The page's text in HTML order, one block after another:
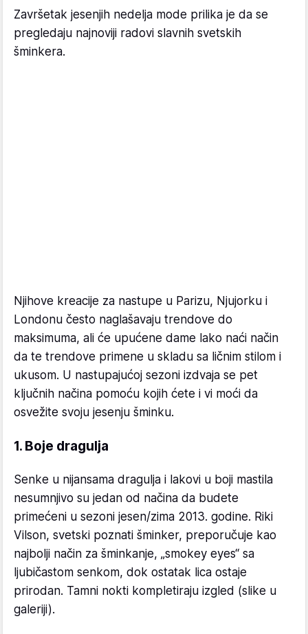
Završetak jesenjih nedelja mode prilika je da se
pregledaju najnoviji radovi slavnih svetskih
šminkera.
Njihove kreacije za nastupe u Parizu, Njujorku i
Londonu često naglašavaju trendove do
maksimuma, ali će upućene dame lako naći način
da te trendove primene u skladu sa ličnim stilom i
ukusom. U nastupajućoj sezoni izdvaja se pet
ključnih načina pomoću kojih ćete i vi moći da
osvežite svoju jesenju šminku.
1. Boje dragulja
Senke u nijansama dragulja i lakovi u boji mastila
nesumnjivo su jedan od načina da budete
primećeni u sezoni jesen/zima 2013. godine. Riki
Vilson, svetski poznati šminker, preporučuje kao
najbolji način za šminkanje, „smokey eyes“ sa
ljubičastom senkom, dok ostatak lica ostaje
prirodan. Tamni nokti kompletiraju izgled (slike u
galeriji).